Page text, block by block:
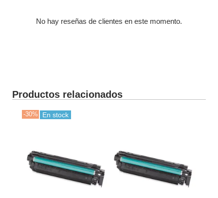
No hay reseñas de clientes en este momento.
Productos relacionados
-30% En stock